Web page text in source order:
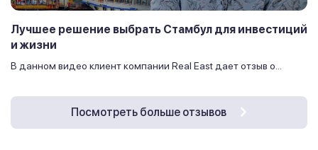
Лучшее решение выбрать Стамбул для инвестиций
и жизни
В данном видео клиент компании Real East дает отзыв о...
Посмотреть больше отзывов